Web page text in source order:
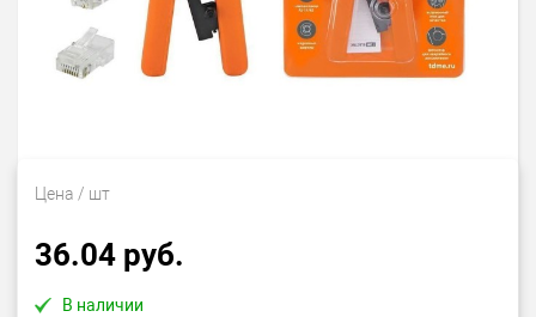
Цена / шт
36.04 руб.
В наличии